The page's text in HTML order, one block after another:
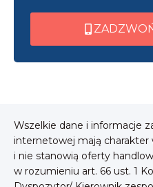
Wszelkie dane i informacje
internetowej mają charakter
i nie stanowią oferty
w rozumieniu art. 66 ust. 1